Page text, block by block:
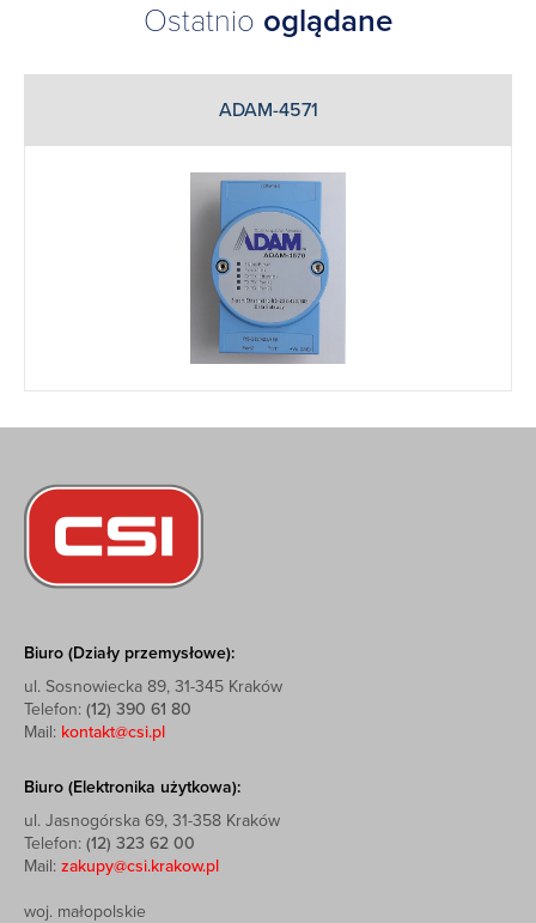
Ostatnio oglądane
ADAM-4571
Biuro (Działy przemysłowe):
ul. Sosnowiecka 89, 31-345 Kraków
Telefon: (12) 390 61 80
Mail: kontakt@csi.pl
Biuro (Elektronika użytkowa):
ul. Jasnogórska 69, 31-358 Kraków
Telefon: (12) 323 62 00
Mail: zakupy@csi.krakow.pl
woj. małopolskie